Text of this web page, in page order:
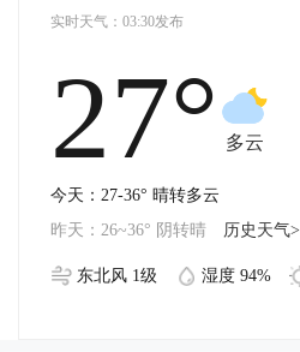
实时天气：03:30发布
27° 多云
今天：27-36° 晴转多云
昨天：26~36° 阴转晴
历史天气>
东北风 1级 湿度 94%